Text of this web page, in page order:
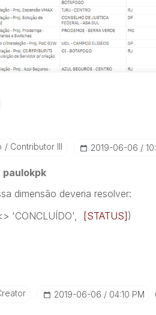
Contributor III ‎2019-06-06
paulokpk
dimensão deveria resolver:
'CONCLUÍDO', [STATUS] )
‎2019-06-06 04:10 PM